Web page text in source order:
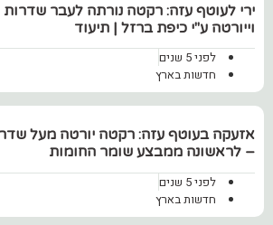
ירי לעוטף עזה: רקטה נורתה לעבר שדרות
וייורטה ע"י כיפת ברזל | תיעוד
לפני 5 שנים
חדשות בארץ
אזעקה בעוטף עזה: רקטה יורטה מעל
– לראשונה ממבצע שומר החומות
לפני 5 שנים
חדשות בארץ